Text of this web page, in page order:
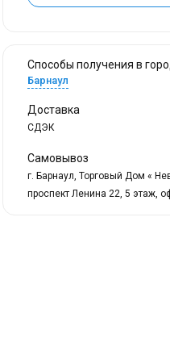
Способы получения в
Барнаул
Доставка
СДЭК
Самовывоз
г. Барнаул, Торговый Дом «
проспект Ленина 22, 5 этаж,